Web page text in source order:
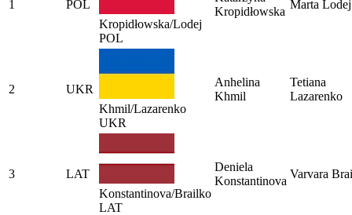
1
POL
Kropidłowska/Lodej
POL
Kropidłowska
Marta Lodej
2
UKR
Khmil/Lazarenko
UKR
Anhelina
Khmil
Tetiana
Lazarenko
3
LAT
Konstantinova/Brailko
LAT
Deniela
Konstantinova
Varvara